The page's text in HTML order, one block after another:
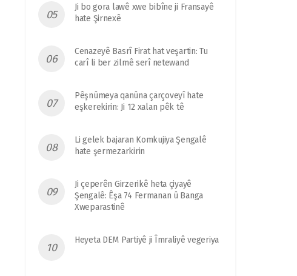
Ji bo gora lawê xwe bibîne ji Fransayê
hate Şirnexê
Cenazeyê Basrî Firat hat veşartin: Tu
carî li ber zilmê serî netewand
Pêşnûmeya qanûna çarçoveyî hate
eşkerekirin: Ji 12 xalan pêk tê
Li gelek bajaran Komkujiya Şengalê
hate şermezarkirin
Ji çeperên Girzerikê heta çiyayê
Şengalê: Êşa 74 Fermanan û Banga
Xweparastinê
Heyeta DEM Partiyê ji Îmraliyê vegeriya